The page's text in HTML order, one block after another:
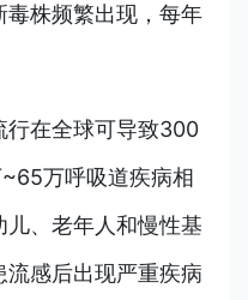
毒株频繁出现，每年
行在全球可导致300
万呼吸道疾病相
、老年人和慢性基
感后出现严重疾病